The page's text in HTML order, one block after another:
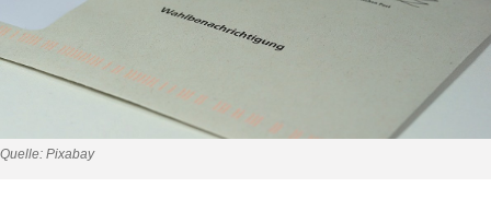
Quelle: Pixabay